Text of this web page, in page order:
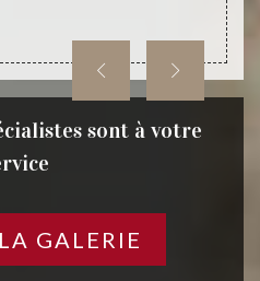
sont à votre
GALERIE